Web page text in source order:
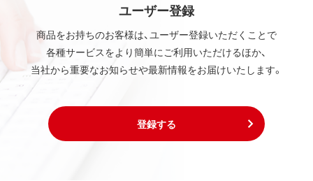
ユーザー登録
商品をお持ちのお客様は、ユーザー登録いただくことで
各種サービスをより簡単にご利用いただけるほか、
当社から重要なお知らせや最新情報をお届けいたします。
登録する